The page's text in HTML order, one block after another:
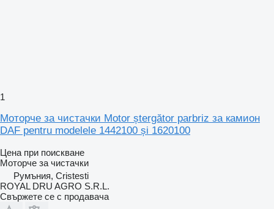
1
Моторче за чистачки Motor ștergător parbriz за камион
DAF pentru modelele 1442100 și 1620100
Цена при поискване
Моторче за чистачки
Румъния, Cristesti
ROYAL DRU AGRO S.R.L.
Свържете се с продавача